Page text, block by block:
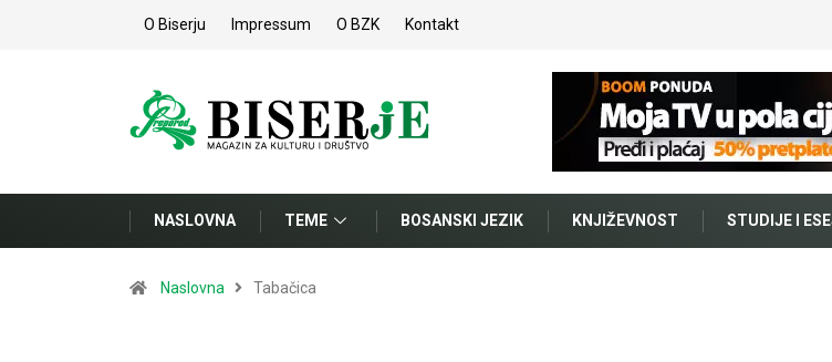
O Biserju Impressum O BZK Kontakt
NASLOVNA TEME BOSANSKI JEZIK KNJIŽEVNOST STUDIJE I
Naslovna Tabačica